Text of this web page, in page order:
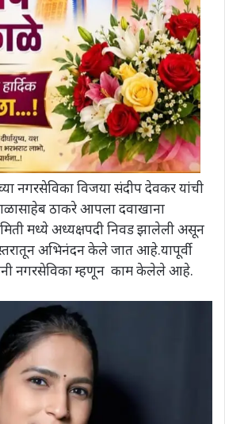
नगरसेविका विजया संदीप देवकर यांची
ठाकरे आपला दवाखाना
मध्ये अध्यक्षपदी निवड झालेली असून
स्तरातून अभिनंदन केले जात आहे.यापूर्वी
नगरसेविका म्हणून काम केलेले आहे.